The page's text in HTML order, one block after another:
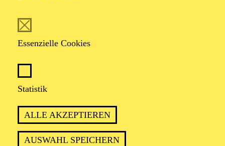
Essenzielle Cookies
Statistik
ALLE AKZEPTIEREN
AUSWAHL SPEICHERN
„WILDWESTOPER“ MIT
FARBENREICHER MUSIK UND
HOLLYWOOD-CHARME